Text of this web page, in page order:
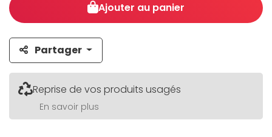
Ajouter au panier
Partager
Reprise de vos produits usagés
En savoir plus